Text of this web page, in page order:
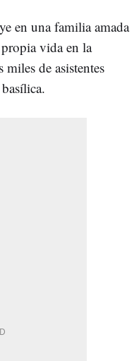
en una familia amada
vida en la
de asistentes